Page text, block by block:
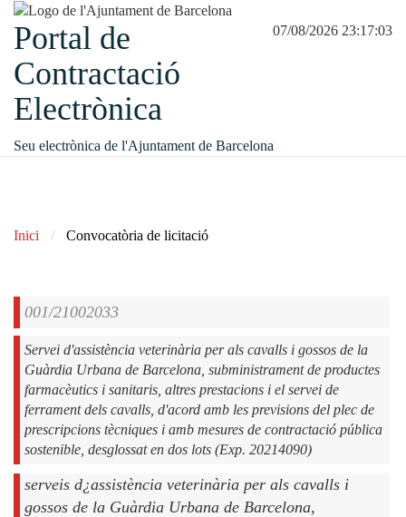
07/08/2026 23:17:03
Portal de
Contractació
Electrònica
Seu electrònica de l'Ajuntament de Barcelona
Inici Convocatòria de licitació
001/21002033
Servei d'assistència veterinària per als cavalls i gossos de la
Guàrdia Urbana de Barcelona, subministrament de productes
farmacèutics i sanitaris, altres prestacions i el servei de
ferrament dels cavalls, d'acord amb les previsions del plec de
prescripcions tècniques i amb mesures de contractació pública
sostenible, desglossat en dos lots (Exp. 20214090)
serveis d¿assistència veterinària per als cavalls i
gossos de la Guàrdia Urbana de Barcelona,